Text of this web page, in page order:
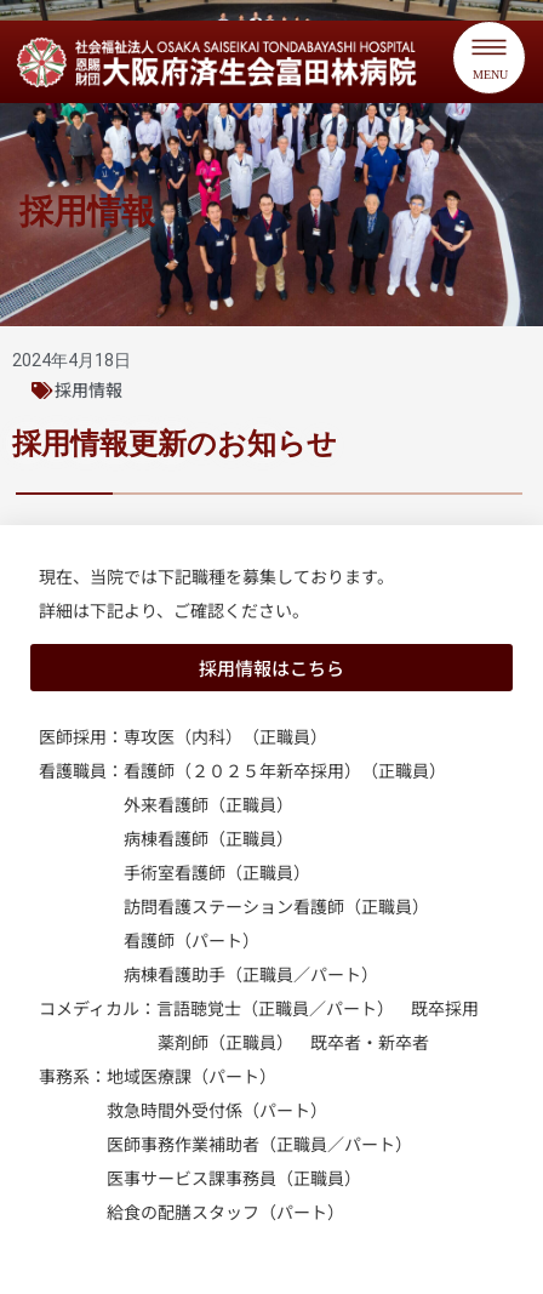
MENU
採用情報
2024年4月18日
採用情報
採用情報更新のお知らせ
現在、当院では下記職種を募集しております。
詳細は下記より、ご確認ください。
採用情報はこちら
医師採用：専攻医（内科）
（正職員）
看護職員：看護師（２０２５年新卒採用）
（正職員）
外来看護師 （正職員）
病棟看護師 （正職員）
手術室看護師 （正職員）
訪問看護ステーション看護師 （正職員）
看護師（パート）
病棟看護助手 （正職員／パート）
コメディカル：言語聴覚士（正職員／パート） 既卒採用
薬剤師（正職員） 既卒者・新卒者
事務系：地域医療課（パート）
救急時間外受付係（パート）
医師事務作業補助者（正職員／パート）
医事サービス課事務員 （正職員）
給食の配膳スタッフ（パート）